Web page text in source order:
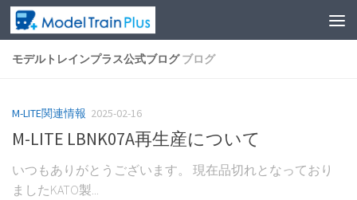
モデルトレインプラス公式ブログブログ
M-LITE関連情報 2025-02-16
M-LITE LBNK07A再生産について
いつもありがとうございます。 現在品切れとなっており
ましたKATO製...